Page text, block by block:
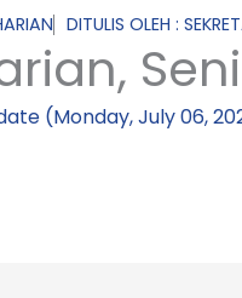
DITULIS OLEH :
(Monday, July 06,